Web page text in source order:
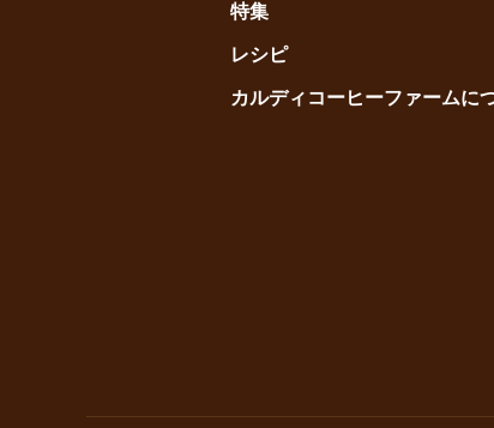
特集
レシピ
カルディコーヒーファームに